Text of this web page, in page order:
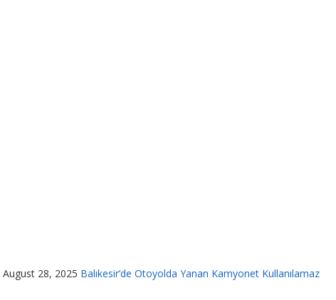
August 28, 2025 Balıkesir’de Otoyolda Yanan Kamyonet Kullanılamaz